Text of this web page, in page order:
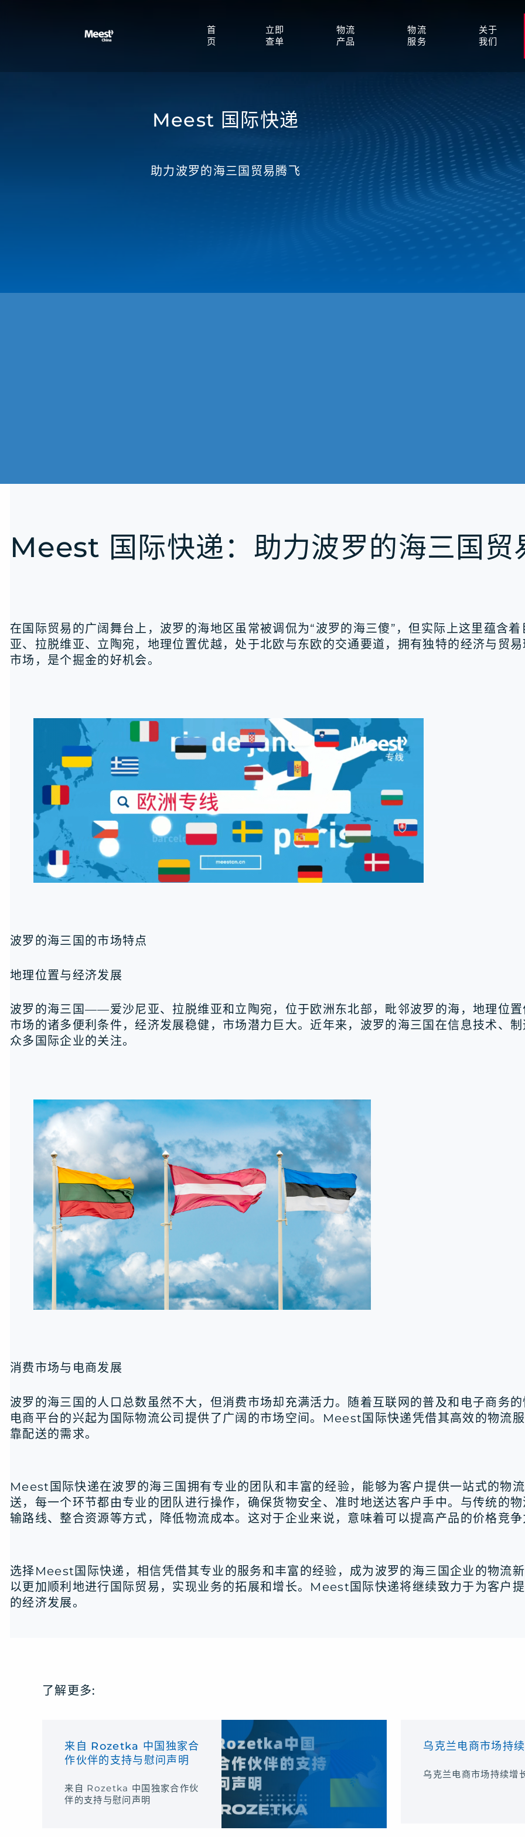
首
页
立即
查单
物流
产品
物流
服务
关于
我们
Meest 国际快递
助力波罗的海三国贸易腾飞
Meest 国际快递：助力波罗的海三国贸
在国际贸易的广阔舞台上，波罗的海地区虽常被调侃为“波罗的海三傻”，但实际上这里蕴
亚、拉脱维亚、立陶宛，地理位置优越，处于北欧与东欧的交通要道，拥有独特的经济与贸
市场，是个掘金的好机会。
波罗的海三国的市场特点
地理位置与经济发展
波罗的海三国——爱沙尼亚、拉脱维亚和立陶宛，位于欧洲东北部，毗邻波罗的海，地理位
市场的诸多便利条件，经济发展稳健，市场潜力巨大。近年来，波罗的海三国在信息技术、
众多国际企业的关注。
消费市场与电商发展
波罗的海三国的人口总数虽然不大，但消费市场却充满活力。随着互联网的普及和电子商务
电商平台的兴起为国际物流公司提供了广阔的市场空间。Meest国际快递凭借其高效的物流
靠配送的需求。
Meest国际快递在波罗的海三国拥有专业的团队和丰富的经验，能够为客户提供一站式的物
送，每一个环节都由专业的团队进行操作，确保货物安全、准时地送达客户手中。与传统的
输路线、整合资源等方式，降低物流成本。这对于企业来说，意味着可以提高产品的价格竞
选择Meest国际快递，相信凭借其专业的服务和丰富的经验，成为波罗的海三国企业的物流
以更加顺利地进行国际贸易，实现业务的拓展和增长。Meest国际快递将继续致力于为客户
的经济发展。
了解更多:
来自 Rozetka 中国独家合
作伙伴的支持与慰问声明
来自 Rozetka 中国独家合作伙
伴的支持与慰问声明
乌克兰电商市场持
乌克兰电商市场持续增